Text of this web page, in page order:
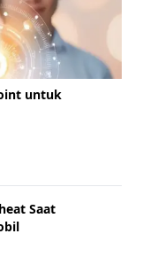
untuk
Saat